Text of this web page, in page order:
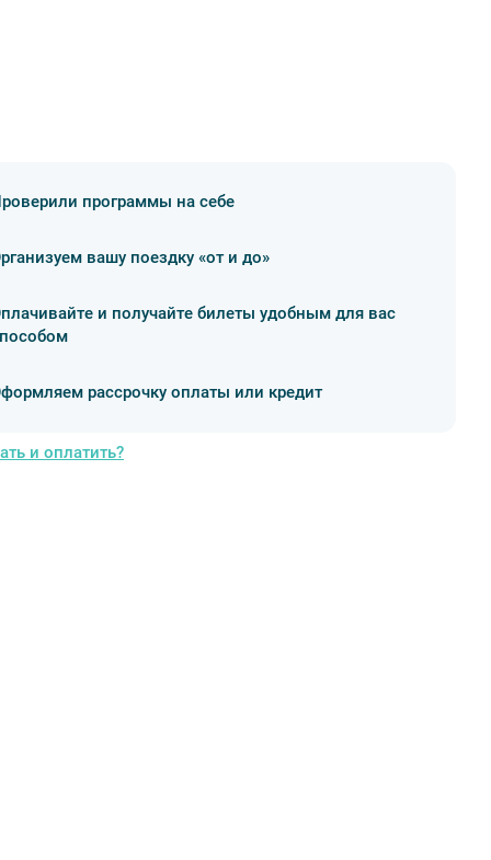
программы на себе
вашу поездку «от и до»
и получайте билеты удобным для вас
рассрочку оплаты или кредит
и оплатить?